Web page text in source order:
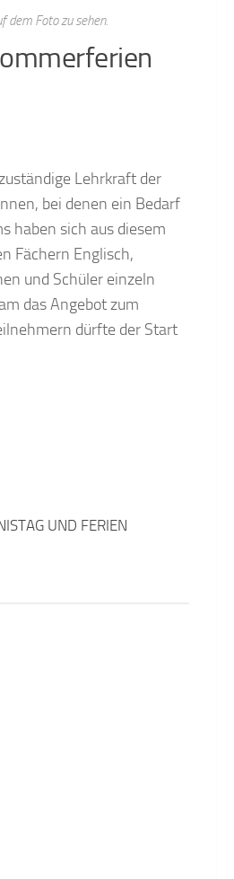
dem Foto zu sehen.
Lehrkraft der
bei denen ein Bedarf
haben sich aus diesem
Fächern Englisch,
und Schüler einzeln
das Angebot zum
dürfte der Start
UND FERIEN